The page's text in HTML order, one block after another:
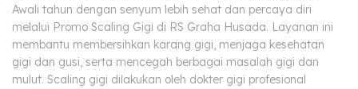
Awali tahun dengan senyum lebih sehat dan percaya diri
melalui Promo Scaling Gigi di RS Graha Husada. Layanan ini
membantu membersihkan karang gigi, menjaga kesehatan
gigi dan gusi, serta mencegah berbagai masalah gigi dan
mulut. Scaling gigi dilakukan oleh dokter gigi profesional